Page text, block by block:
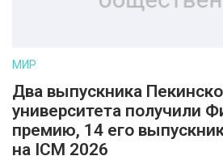
МИР
Два выпускника
университета получили
премию, 14 его
на ICM 2026